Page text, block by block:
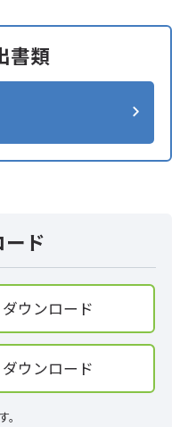
書類
ド
ダウンロード
ダウンロード